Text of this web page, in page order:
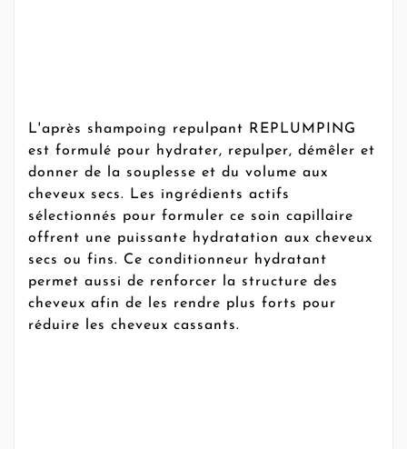
L'après shampoing repulpant REPLUMPING
est formulé pour hydrater, repulper, démêler et
donner de la souplesse et du volume aux
cheveux secs. Les ingrédients actifs
sélectionnés pour formuler ce soin capillaire
offrent une puissante hydratation aux cheveux
secs ou fins. Ce conditionneur hydratant
permet aussi de renforcer la structure des
cheveux afin de les rendre plus forts pour
réduire les cheveux cassants.